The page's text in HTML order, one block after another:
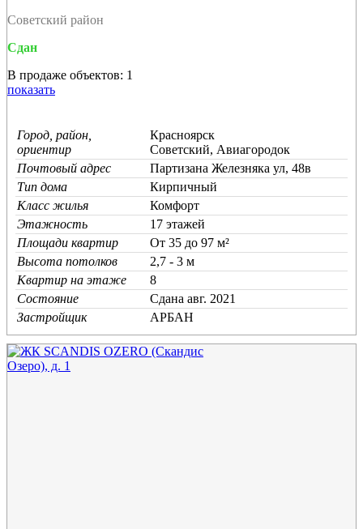
Советский район
Сдан
В продаже объектов: 1
показать
Город, район,
ориентир
Красноярск
Советский, Авиагородок
Почтовый адрес
Партизана Железняка ул, 48в
Тип дома
Кирпичный
Класс жилья
Комфорт
Этажность
17 этажей
Площади квартир
От 35 до 97 м²
Высота потолков
2,7 - 3 м
Квартир на этаже
8
Состояние
Cдана авг. 2021
Застройщик
АРБАН